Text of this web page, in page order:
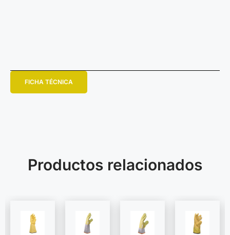
FICHA TÉCNICA
Productos relacionados